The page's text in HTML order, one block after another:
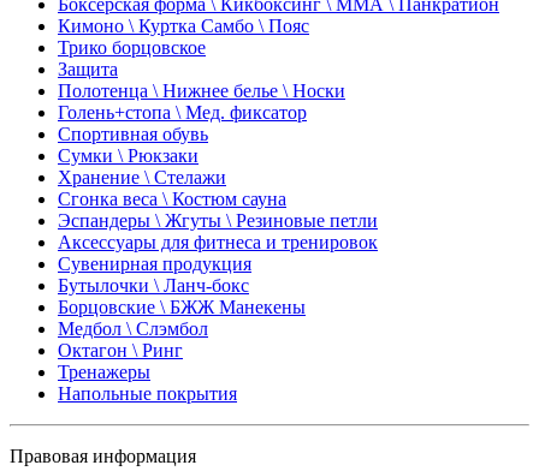
Боксерская форма \ Кикбоксинг \ ММА \ Панкратион
Кимоно \ Куртка Самбо \ Пояс
Трико борцовское
Защита
Полотенца \ Нижнее белье \ Носки
Голень+стопа \ Мед. фиксатор
Спортивная обувь
Сумки \ Рюкзаки
Хранение \ Стелажи
Сгонка веса \ Костюм сауна
Эспандеры \ Жгуты \ Резиновые петли
Аксессуары для фитнеса и тренировок
Сувенирная продукция
Бутылочки \ Ланч-бокс
Борцовские \ БЖЖ Манекены
Медбол \ Слэмбол
Октагон \ Ринг
Тренажеры
Напольные покрытия
Правовая информация